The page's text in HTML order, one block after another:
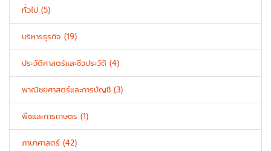
ทั่วไป (5)
บริหารธุรกิจ (19)
ประวัติศาสตร์และชีวประวัติ (4)
พาณิชยศาสตร์และการบัญชี (3)
พืชและการเกษตร (1)
ภาษาศาสตร์ (42)